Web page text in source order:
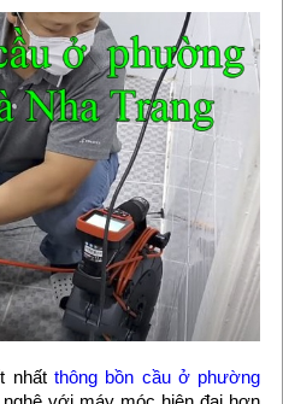
nhất thông bồn cầu ở phường